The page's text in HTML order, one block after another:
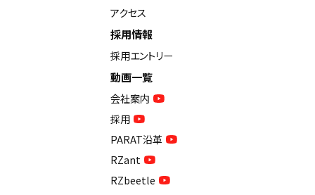
アクセス
採用情報
採用エントリー
動画一覧
会社案内
採用
PARAT沿革
RZant
RZbeetle